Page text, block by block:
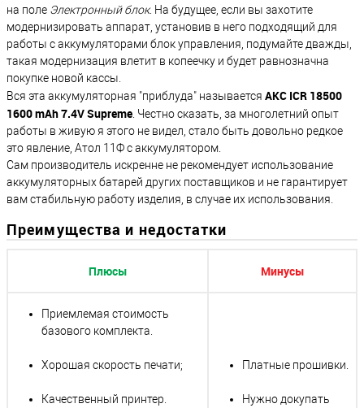
на поле Электронный блок. На будущее, если вы захотите
модернизировать аппарат, установив в него подходящий для
работы с аккумуляторами блок управления, подумайте дважды,
такая модернизация влетит в копеечку и будет равнозначна
покупке новой кассы.
Вся эта аккумуляторная "приблуда" называется AKC ICR 18500
1600 mAh 7.4V Supreme . Честно сказать, за многолетний опыт
работы в живую я этого не видел, стало быть довольно редкое
это явление, Атол 11Ф с аккумулятором.
Сам производитель искренне не рекомендует использование
аккумуляторных батарей других поставщиков и не гарантирует
вам стабильную работу изделия, в случае их использования.
Преимущества и недостатки
Плюсы Минусы
Приемлемая стоимость
базового комплекта.
Хорошая скорость печати;
Качественный принтер.
Платные прошивки.
Нужно докупать